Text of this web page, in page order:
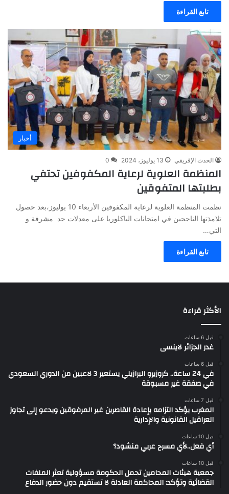
تابع القراءة
أخبار
الحدث الإفريقي 13 يوليوز، 2024 0
المنظمة العلوية لرعاية المكفوفين تحتفي
بطلبتها المتفوقين
نظمت المنظمة العلوية لرعاية المكفوفين الأربعاء 10 يوليوز،بعد حصول
تلامذتها الناجحين في امتحانات الباكلوريا على معدلات جد مشرفة و
التي…
تابع القراءة
الأكثر قراءة
قبل 6 ساعات
غدر الجزائر لاينسى
قبل 6 ساعات
في 24 ساعة.. كروزيرو البرازيلي يستعير 3 لاعبين من الدوري السعودي
في صفقة غير مسبوقة
قبل 7 ساعات
المغرب يؤكد التزامه بإعادة القاصرين غير المرفوقين ويدعو إلى تجاوز
العراقيل القانونية والإدارية
قبل 10 ساعات
أي فعل..لأي مسرح عربي منشود؟
قبل 10 ساعات
جمعية هيئات المحامين تحمل الحكومة مسؤولية تعثر الملفات
القضائية وتؤكد: المحاكمة العادلة لا تستقيم دون حضور الدفاع